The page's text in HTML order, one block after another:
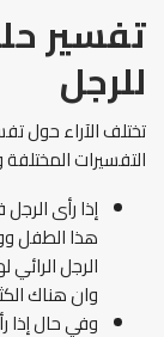
تفسير
للرجل
تختلف الآراء حول
التفسيرات
إذا رأى
هذا الطفل
الرجل الرائي
وان هناك
وفي حال